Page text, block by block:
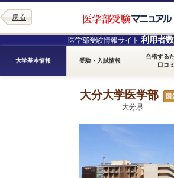
戻る
医学部受験情報サイト 利用者
大学基本情報 受験・入試情報
合格する
口コミ
大分大学医学部 国
大分県